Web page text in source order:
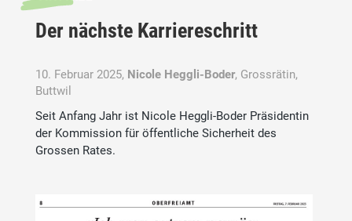
Der nächste Karriereschritt
10. Februar 2025, Nicole Heggli-Boder, Grossrätin,
Buttwil
Seit Anfang Jahr ist Nicole Heggli-Boder Präsidentin
der Kommission für öffentliche Sicherheit des
Grossen Rates.